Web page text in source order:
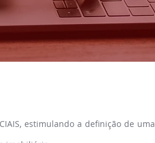
estimulando a definição de uma